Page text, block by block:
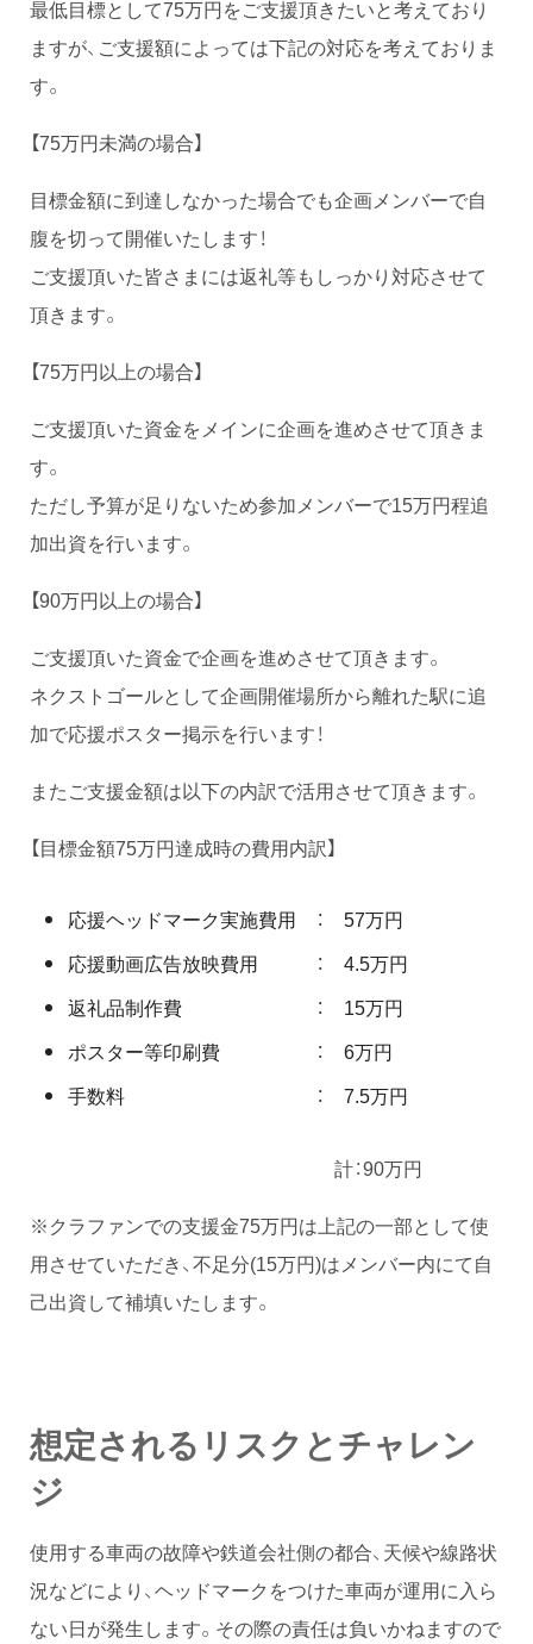
最低目標として75万円をご支援頂きたいと考えており
ますが、ご支援額によっては下記の対応を考えておりま
す。
【75万円未満の場合】
目標金額に到達しなかった場合でも企画メンバーで自
腹を切って開催いたします！
ご支援頂いた皆さまには返礼等もしっかり対応させて
頂きます。
【75万円以上の場合】
ご支援頂いた資金をメインに企画を進めさせて頂きま
す。
ただし予算が足りないため参加メンバーで15万円程追
加出資を行います。
【90万円以上の場合】
ご支援頂いた資金で企画を進めさせて頂きます。
ネクストゴールとして企画開催場所から離れた駅に追
加で応援ポスター掲示を行います！
またご支援金額は以下の内訳で活用させて頂きます。
【目標金額75万円達成時の費用内訳】
応援ヘッドマーク実施費用 ： 57万円
応援動画広告放映費用 ： 4.5万円
返礼品制作費 ： 15万円
ポスター等印刷費 ： 6万円
手数料 ： 7.5万円
計：90万円
※クラファンでの支援金75万円は上記の一部として使
用させていただき、不足分(15万円)はメンバー内にて自
己出資して補填いたします。
想定されるリスクとチャレン
ジ
使用する車両の故障や鉄道会社側の都合、天候や線路状
況などにより、ヘッドマークをつけた車両が運用に入ら
ない日が発生します。その際の責任は負いかねますので